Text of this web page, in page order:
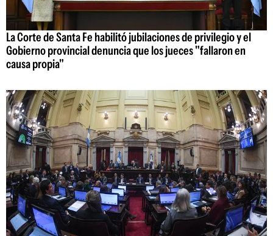
La Corte de Santa Fe habilitó jubilaciones de privilegio y el
Gobierno provincial denuncia que los jueces "fallaron en
causa propia"